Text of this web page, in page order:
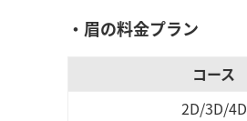
・眉の料金プラン
コース
2D/3D/4D